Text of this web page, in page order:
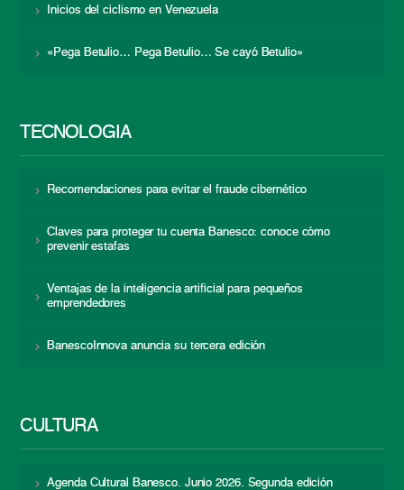
Inicios del ciclismo en Venezuela
«Pega Betulio… Pega Betulio… Se cayó Betulio»
TECNOLOGÍA
Recomendaciones para evitar el fraude cibernético
Claves para proteger tu cuenta Banesco: conoce cómo
prevenir estafas
Ventajas de la inteligencia artificial para pequeños
emprendedores
BanescoInnova anuncia su tercera edición
CULTURA
Agenda Cultural Banesco. Junio 2026. Segunda edición